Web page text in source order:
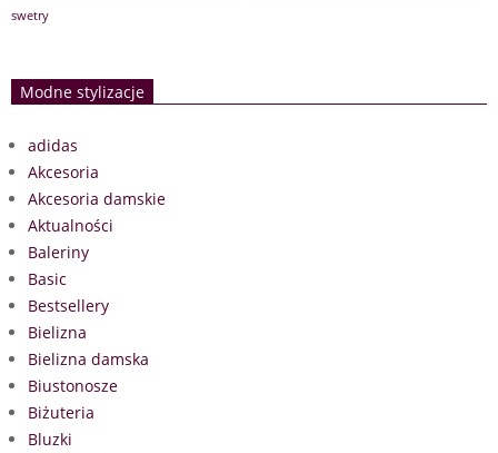
swetry
Modne stylizacje
adidas
Akcesoria
Akcesoria damskie
Aktualności
Baleriny
Basic
Bestsellery
Bielizna
Bielizna damska
Biustonosze
Biżuteria
Bluzki